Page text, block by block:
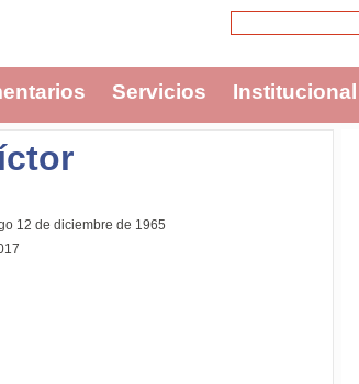
Servicios Institucional
12 de diciembre de 1965